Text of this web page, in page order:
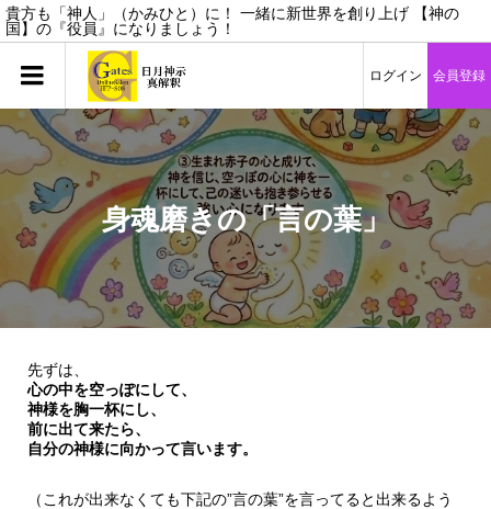
貴方も「神人」（かみひと）に！ 一緒に新世界を創り上げ 【神の
国】の『役員』になりましょう！
ログイン 会員登録
身魂磨きの「言の葉」
先ずは、
心の中を空っぽにして、
神様を胸一杯にし、
前に出て来たら、
自分の神様に向かって言います。
（これが出来なくても下記の”言の葉”を言ってると出来るよう